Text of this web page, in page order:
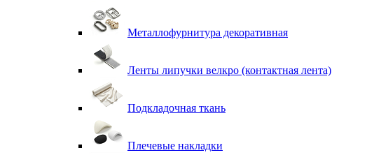
Металлофурнитура декоративная
Ленты липучки велкро (контактная лента)
Подкладочная ткань
Плечевые накладки